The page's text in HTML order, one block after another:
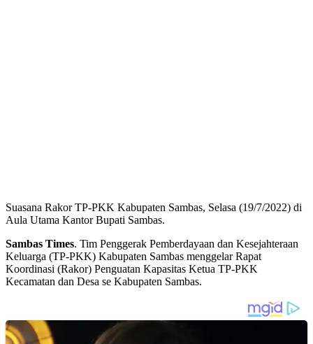
Suasana Rakor TP-PKK Kabupaten Sambas, Selasa (19/7/2022) di
Aula Utama Kantor Bupati Sambas.
Sambas Times. Tim Penggerak Pemberdayaan dan Kesejahteraan
Keluarga (TP-PKK) Kabupaten Sambas menggelar Rapat
Koordinasi (Rakor) Penguatan Kapasitas Ketua TP-PKK
Kecamatan dan Desa se Kabupaten Sambas.